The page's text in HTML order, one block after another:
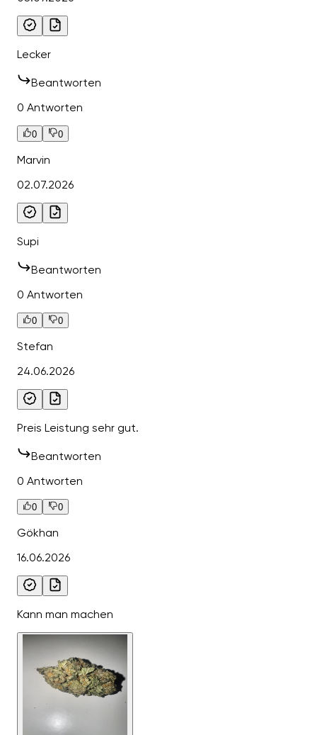
Lecker
Beantworten
0 Antworten
0 0
Marvin
02.07.2026
Supi
Beantworten
0 Antworten
0 0
Stefan
24.06.2026
Preis Leistung sehr gut.
Beantworten
0 Antworten
0 0
Gökhan
16.06.2026
Kann man machen